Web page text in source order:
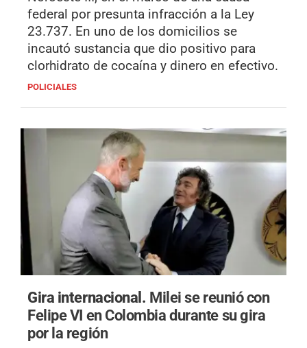
federal por presunta infracción a la Ley
23.737. En uno de los domicilios se
incautó sustancia que dio positivo para
clorhidrato de cocaína y dinero en efectivo.
POLICIALES
Gira internacional. Milei se reunió con
Felipe VI en Colombia durante su gira
por la región